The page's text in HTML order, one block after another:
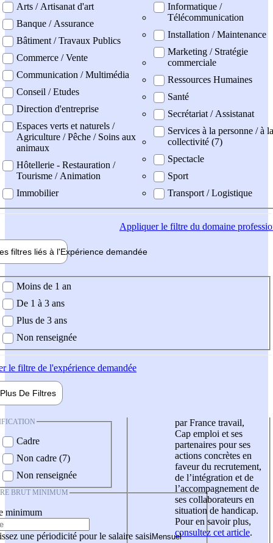
Arts / Artisanat d'art
Banque / Assurance
Bâtiment / Travaux Publics
Commerce / Vente
Communication / Multimédia
Conseil / Etudes
Direction d'entreprise
Espaces verts et naturels /
Agriculture / Pêche / Soins aux
animaux
Hôtellerie - Restauration /
Tourisme / Animation
Immobilier
Informatique /
Télécommunication
Installation / Maintenance
Marketing / Stratégie
commerciale
Ressources Humaines
Santé
Secrétariat / Assistanat
Services à la personne / à la
collectivité (7)
Spectacle
Sport
Transport / Logistique
Appliquerle filtre du domaine
filtres liés à l'Expérience demandée
demandée
Moins de 1 an
De 1 à 3 ans
Plus de 3 ans
Non renseignée
le filtre de l'expérience demandée
Plus De Filtres
Cadre
Non cadre (7)
Non renseignée
BRUT MINIMUM
minimum
une périodicité pour le salaire saisi
par France travail,
Cap emploi et ses
partenaires pour ses
actions concrètes en
faveur du recrutement,
de l’intégration et de
l’accompagnement de
ses collaborateurs en
situation de handicap.
Pour en savoir plus,
consultez cet article.